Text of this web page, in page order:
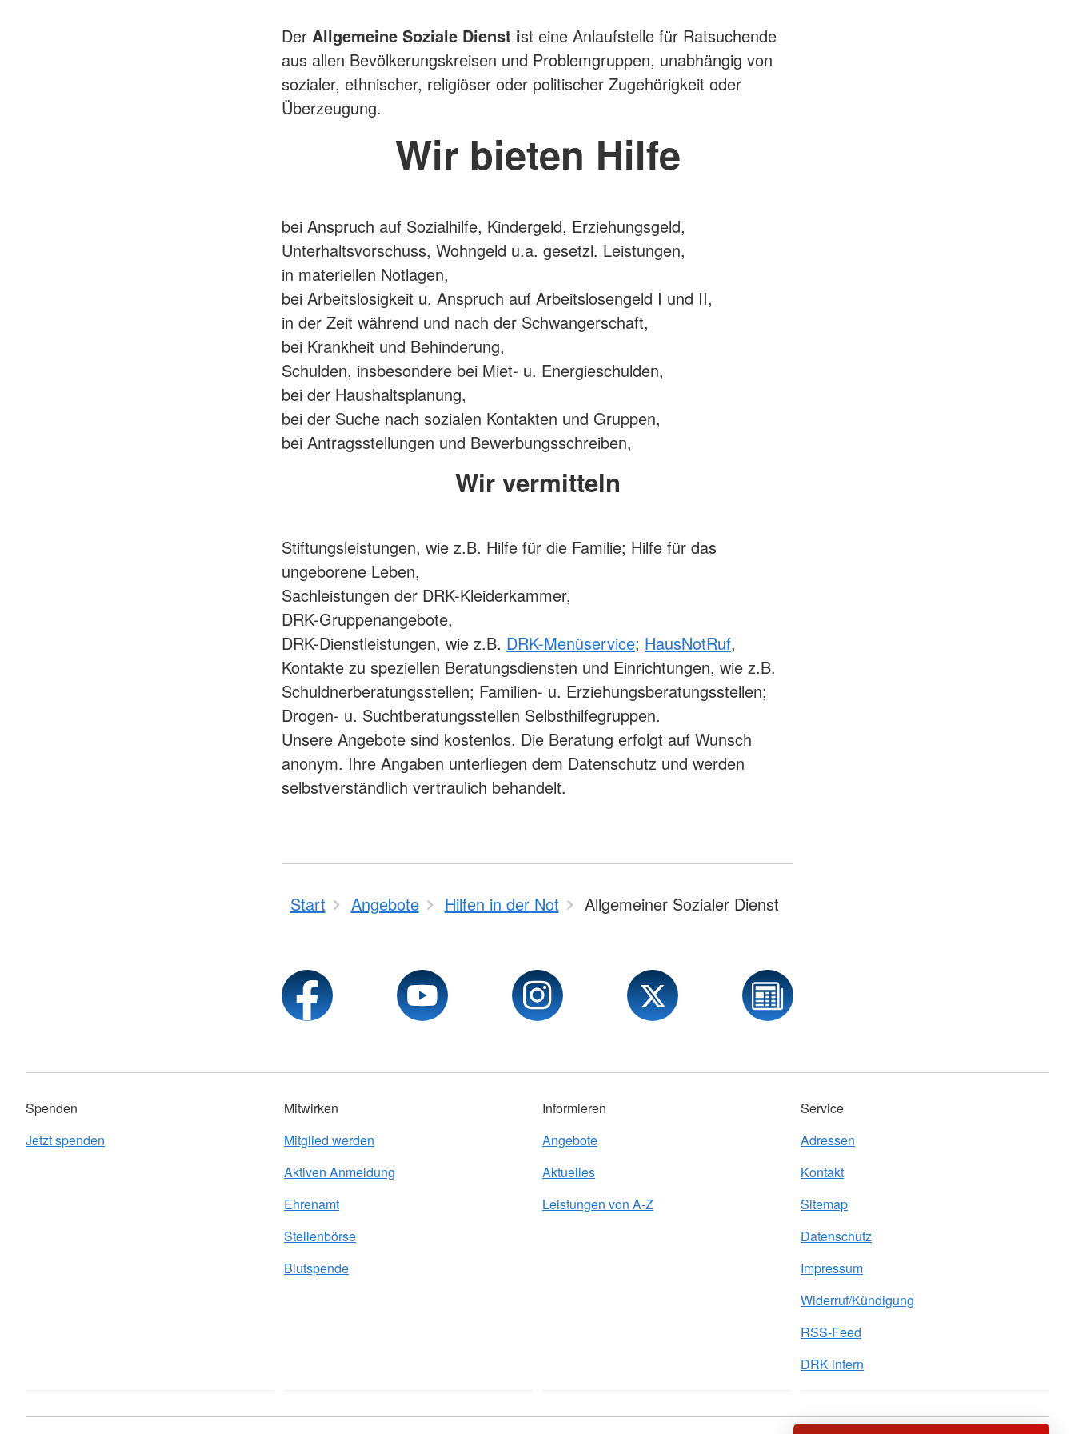
Der Allgemeine Soziale Dienst ist eine Anlaufstelle für Ratsuchende
aus allen Bevölkerungskreisen und Problemgruppen, unabhängig von
sozialer, ethnischer, religiöser oder politischer Zugehörigkeit oder
Überzeugung.
Wir bieten Hilfe
bei Anspruch auf Sozialhilfe, Kindergeld, Erziehungsgeld,
Unterhaltsvorschuss, Wohngeld u.a. gesetzl. Leistungen,
in materiellen Notlagen,
bei Arbeitslosigkeit u. Anspruch auf Arbeitslosengeld I und II,
in der Zeit während und nach der Schwangerschaft,
bei Krankheit und Behinderung,
Schulden, insbesondere bei Miet- u. Energieschulden,
bei der Haushaltsplanung,
bei der Suche nach sozialen Kontakten und Gruppen,
bei Antragsstellungen und Bewerbungsschreiben,
Wir vermitteln
Stiftungsleistungen, wie z.B. Hilfe für die Familie; Hilfe für das
ungeborene Leben,
Sachleistungen der DRK-Kleiderkammer,
DRK-Gruppenangebote,
DRK-Dienstleistungen, wie z.B. DRK-Menüservice; HausNotRuf,
Kontakte zu speziellen Beratungsdiensten und Einrichtungen, wie z.B.
Schuldnerberatungsstellen; Familien- u. Erziehungsberatungsstellen;
Drogen- u. Suchtberatungsstellen Selbsthilfegruppen.
Unsere Angebote sind kostenlos. Die Beratung erfolgt auf Wunsch
anonym. Ihre Angaben unterliegen dem Datenschutz und werden
selbstverständlich vertraulich behandelt.
Start Angebote Hilfen in der Not Allgemeiner Sozialer Dienst
Spenden
Jetzt spenden
Mitwirken
Mitglied werden
Aktiven Anmeldung
Ehrenamt
Stellenbörse
Blutspende
Informieren
Angebote
Aktuelles
Leistungen von A-Z
Service
Adressen
Kontakt
Sitemap
Datenschutz
Impressum
Widerruf/Kündigung
RSS-Feed
DRK intern